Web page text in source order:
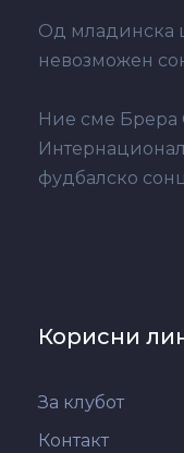
Од младинска
невозможен
Ние сме Брера
фудбалско
Корисни
За клубот
Контакт